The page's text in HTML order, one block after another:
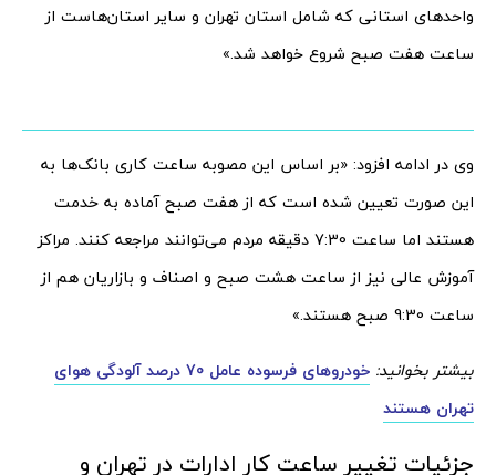
واحدهای استانی که شامل استان تهران و سایر استان‌هاست از
ساعت هفت صبح شروع خواهد شد.»
وی در ادامه افزود: «بر اساس این مصوبه ساعت کاری بانک‌ها به
این صورت تعیین شده است که از هفت صبح آماده به خدمت
هستند اما ساعت 7:30 دقیقه مردم می‌توانند مراجعه کنند. مراکز
آموزش عالی نیز از ساعت هشت صبح و اصناف و بازاریان هم از
ساعت 9:30 صبح هستند.»
بیشتر بخوانید:
خودروهای فرسوده عامل 70 درصد آلودگی هوای
تهران هستند
جزئیات تغییر ساعت کار ادارات در تهران و